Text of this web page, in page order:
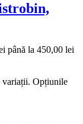
până la 450,00 lei
variații. Opțiunile